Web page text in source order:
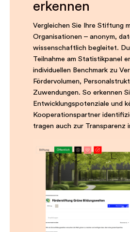
erkennen
Vergleichen Sie Ihre Stiftung
Organisationen – anonym,
wissenschaftlich begleitet.
Teilnahme am Statistikpanel
individuellen Benchmark zu
Fördervolumen,
Zuwendungen. So erkennen
Entwicklungspotenziale und
Kooperationspartner
tragen auch zur Transparenz